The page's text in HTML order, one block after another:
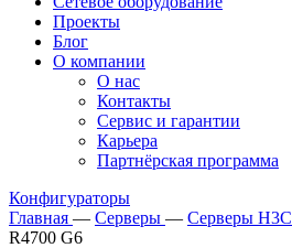
Проекты
Блог
О компании
О нас
Контакты
Сервис и гарантии
Карьера
Партнёрская программа
Конфигураторы
Главная — Серверы — Серверы H3C
R4700 G6